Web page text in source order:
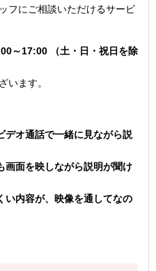
フにご相談いただけるサービ
～17:00 （土・日・祝日を除
います。
デオ通話で一緒に見ながら説
画面を映しながら説明が聞け
い内容が、映像を通してなの